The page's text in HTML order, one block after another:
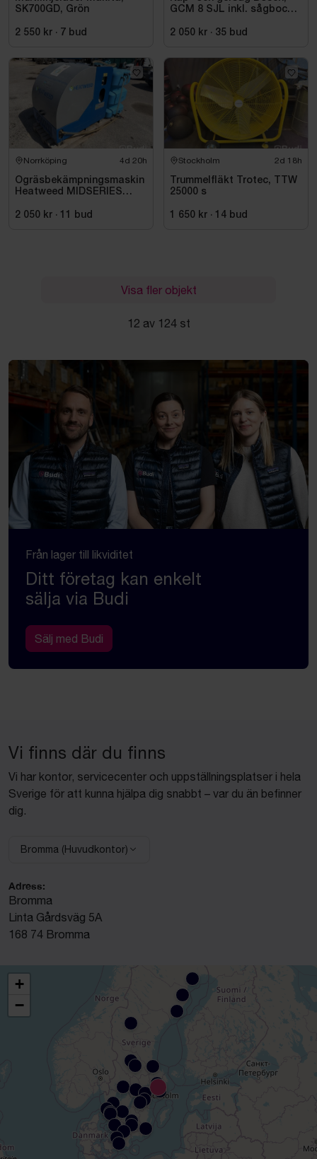
SK700GD, Grön
2 550 kr · 7 bud
GCM 8 SJL inkl. sågbock
2 050 kr · 35 bud
Norrköping 4d 20h
Ogräsbekämpningsmaskin
Heatweed MIDSERIES
2 050 kr · bud
Stockholm 2d 18h
Trummelfläkt Trotec, TTW
25000 s
1 650 kr · 14 bud
Visa fler objekt
12 av 124 st
Från lager till likviditet
Ditt företag kan enkelt
sälja via Budi
Sälj med Budi
Vi finns där du finns
Vi har kontor, servicecenter och uppställningsplatser i hela
Sverige för att kunna hjälpa dig snabbt – var du än befinner
dig.
Välj anläggning:
Bromma (Huvudkontor)
Adress:
Bromma
Linta Gårdsväg 5A
168 74 Bromma
+
−